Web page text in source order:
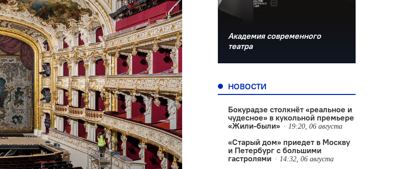
Академия современного
театра
НОВОСТИ
Бокурадзе столкнëт «реальное и
чудесное» в кукольной премьере
«Жили-были»
19:20, 06 августа
«Старый дом» приедет в Москву
и Петербург с большими
гастролями
14:32, 06 августа